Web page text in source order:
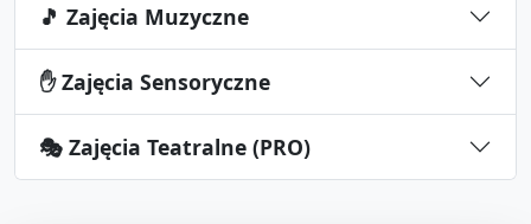
🎵 Zajęcia Muzyczne
✋ Zajęcia Sensoryczne
🎭 Zajęcia Teatralne (PRO)